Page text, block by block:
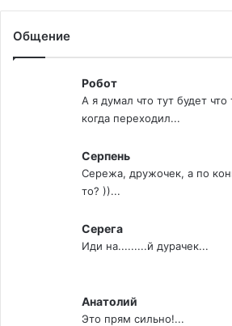
Общение
Робот
А я думал что тут будет
когда переходил...
Серпень
Сережа, дружочек, а по
то? ))...
Серега
Иди на.........й дурачек...
Анатолий
Это прям сильно!...